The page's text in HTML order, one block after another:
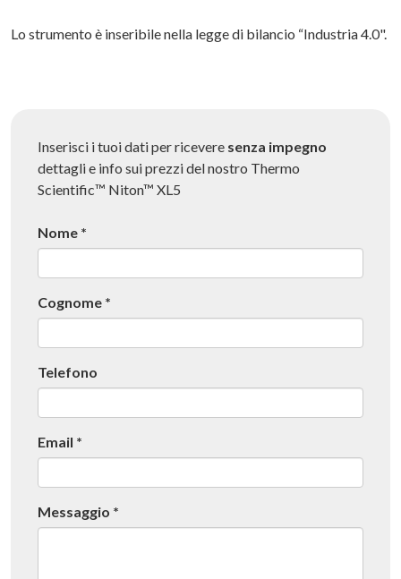
Lo strumento è inseribile nella legge di bilancio “Industria 4.0".
Inserisci i tuoi dati per ricevere senza impegno
dettagli e info sui prezzi del nostro Thermo
Scientific™ Niton™ XL5
Nome *
Cognome *
Telefono
Email *
Messaggio *